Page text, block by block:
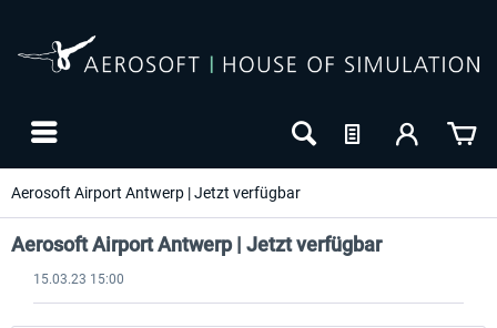
Aerosoft Airport Antwerp | Jetzt verfügbar
Aerosoft Airport Antwerp | Jetzt verfügbar
15.03.23 15:00